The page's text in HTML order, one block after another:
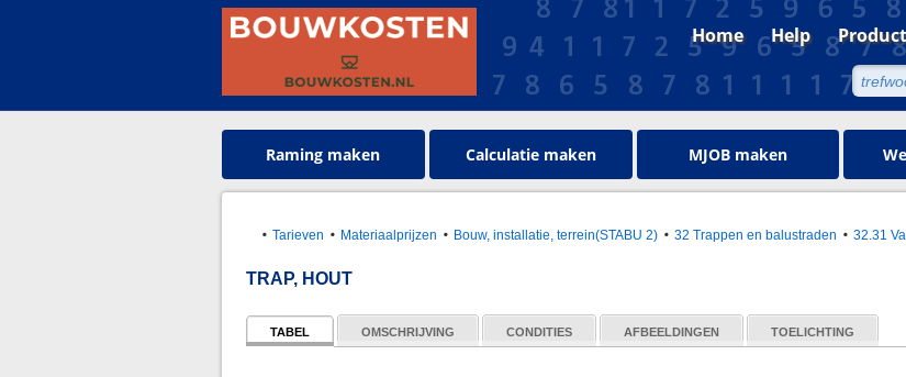
Home Help
Raming maken Calculatie maken MJOB maken
Tarieven Materiaalprijzen Bouw, installatie, terrein(STABU 2) 32 Trappen en balustraden 32.31
TRAP, HOUT
TABEL OMSCHRIJVING CONDITIES AFBEELDINGEN
TOELICHTING